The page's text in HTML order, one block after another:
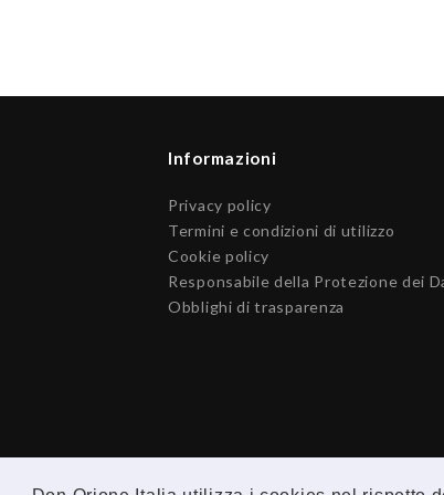
Informazioni
Privacy policy
Termini e condizioni di utilizzo
Cookie policy
Responsabile della Protezione dei
Obblighi di trasparenza